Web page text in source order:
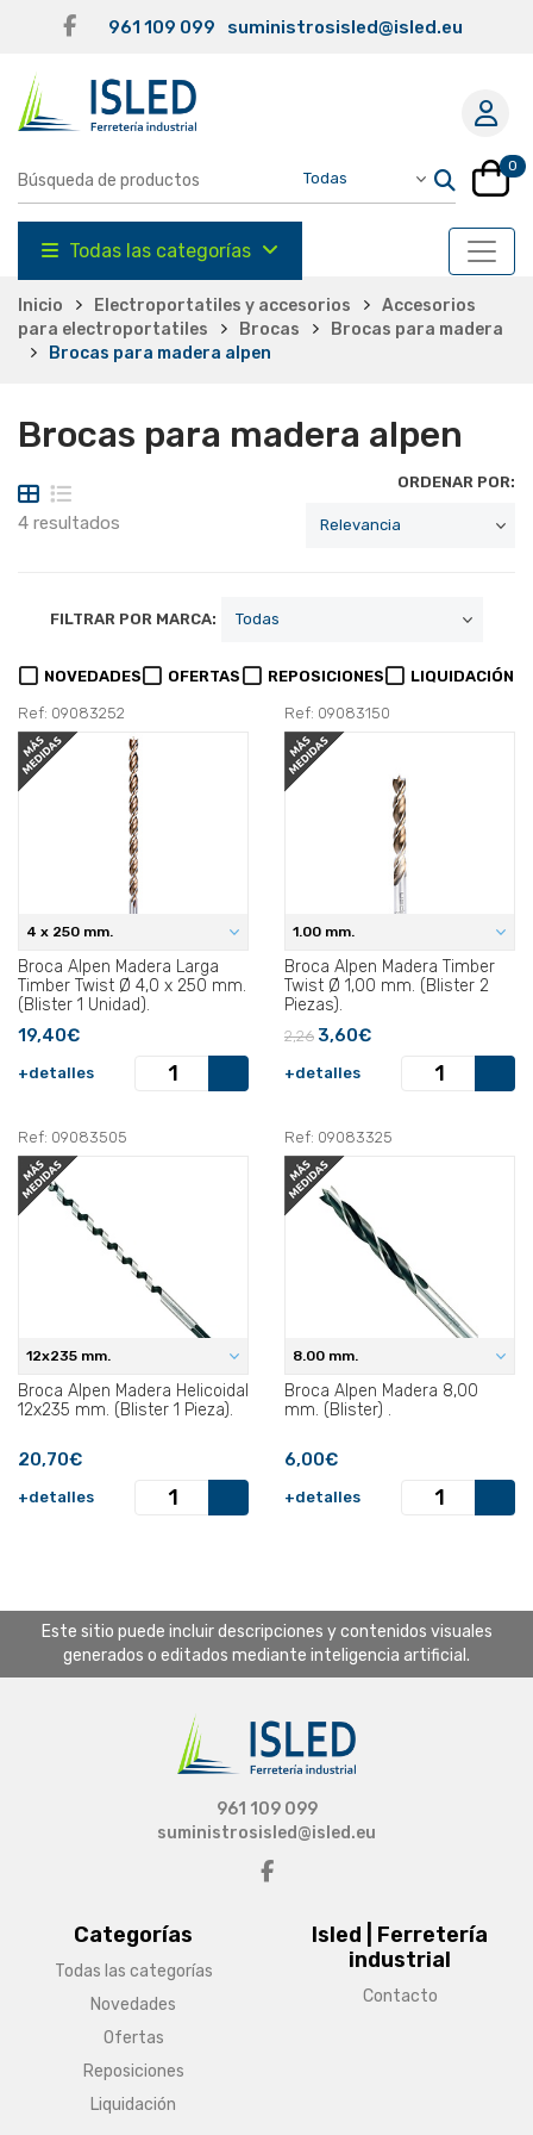
961 109 099 suministrosisled@isled.eu
0
Todas las categorías
Inicio Electroportatiles y accesorios
Accesorios
para electroportatiles
Brocas
Brocas para madera
Brocas para madera alpen
Brocas para madera alpen
4 resultados
ORDENAR POR:
FILTRAR POR MARCA:
NOVEDADES OFERTAS REPOSICIONES LIQUIDACIÓN
Ref: 09083252
4 x 250 mm.
Broca Alpen Madera Larga
Timber Twist Ø 4,0 x 250 mm.
(Blister 1 Unidad).
19,40€
+detalles
Ref: 09083150
1.00 mm.
Broca Alpen Madera Timber
Twist Ø 1,00 mm. (Blister 2
Piezas).
2,26 3,60€
+detalles
Ref: 09083505
12x235 mm.
Broca Alpen Madera Helicoidal
12x235 mm. (Blister 1 Pieza).
20,70€
+detalles
Ref: 09083325
8.00 mm.
Broca Alpen Madera 8,00
mm. (Blister) .
6,00€
+detalles
Este sitio puede incluir descripciones y contenidos visuales
generados o editados mediante inteligencia artificial.
Categorías
Todas las categorías
Novedades
Ofertas
Reposiciones
Liquidación
Isled | Ferretería
industrial
Contacto
961 109 099
suministrosisled@isled.eu